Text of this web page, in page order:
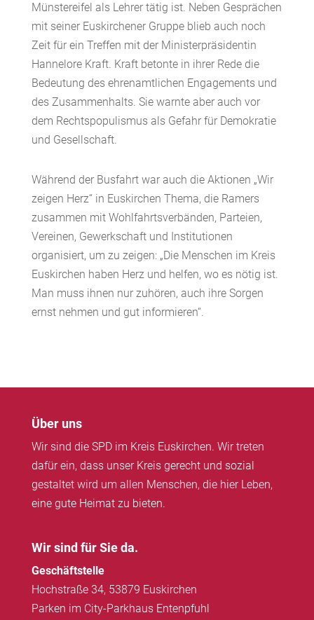
Münstereifel als Lehrer tätig ist. Neben Gesprächen
mit seiner Euskirchener Gruppe blieb auch noch
Zeit für ein Treffen mit der Ministerpräsidentin
Hannelore Kraft. Kraft betonte in ihrer Rede die
Bedeutung des ehrenamtlichen Engagements und
des Zusammenhalts. Sie warnte aber auch vor
dem Rechtspopulismus als Gefahr für Demokratie
und Gesellschaft.
Während der Busfahrt war auch die Aktionen „Wir
zeigen Herz“ in Euskirchen Thema, die Ramers
zusammen mit Wohlfahrtsverbänden, Parteien,
Vereinen, Gewerkschaft und Institutionen
organisiert, um zu zeigen: „Die Menschen im Kreis
Euskirchen haben Herz und helfen, wo es nötig ist.
Man muss ihnen nur zuhören, auch ihre Sorgen
ernst nehmen und gut informieren“.
Über uns
Wir sind die SPD im Kreis Euskirchen. Wir treten
dafür ein, dass unser Kreis gerecht und sozial
gestaltet wird um allen Menschen, die hier Leben,
eine gute Heimat zu bieten.
Wir sind für Sie da.
Geschäftstelle
Hochstraße 34, 53879 Euskirchen
Parken im City-Parkhaus Entenpfuhl